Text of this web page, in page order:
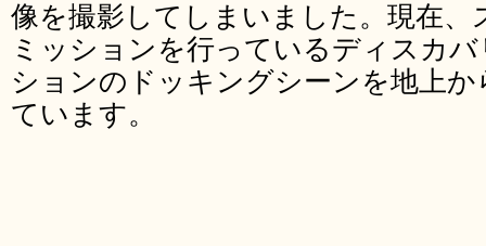
像を撮影してしまいました。現在、
ミッションを行っているディスカ
ションのドッキングシーンを地上
ています。